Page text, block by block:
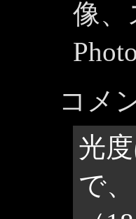
像、
コメ
光
で